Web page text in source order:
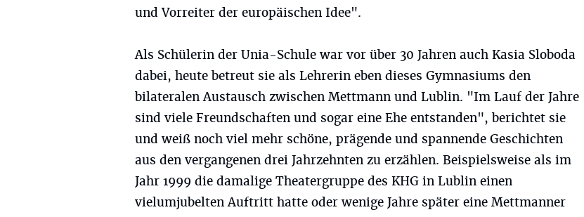
und Vorreiter der europäischen Idee".
Als Schülerin der Unia-Schule war vor über 30 Jahren auch Kasia Sloboda
dabei, heute betreut sie als Lehrerin eben dieses Gymnasiums den
bilateralen Austausch zwischen Mettmann und Lublin. "Im Lauf der Jahre
sind viele Freundschaften und sogar eine Ehe entstanden", berichtet sie
und weiß noch viel mehr schöne, prägende und spannende Geschichten
aus den vergangenen drei Jahrzehnten zu erzählen. Beispielsweise als im
Jahr 1999 die damalige Theatergruppe des KHG in Lublin einen
vielumjubelten Auftritt hatte oder wenige Jahre später eine Mettmanner